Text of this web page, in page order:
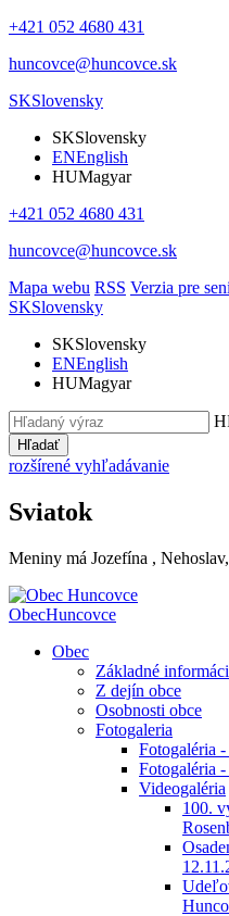
+421 052 4680 431
huncovce@huncovce.sk
SKSlovensky
SKSlovensky
ENEnglish
HUMagyar
+421 052 4680 431
huncovce@huncovce.sk
Mapa webu RSS Verzia pre
SKSlovensky
SKSlovensky
ENEnglish
HUMagyar
Hľadať
rozšírené vyhľadávanie
Sviatok
Meniny má Jozefína ,
ObecHuncovce
Obec
Základné
Z dejín obce
Osobnosti obce
Fotogaleria
Fotogaléria
Fotogaléria
Videogaléria
100.